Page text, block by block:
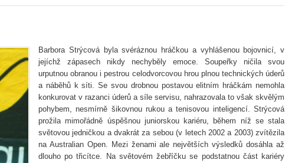
Barbora Strýcová byla svéráznou hráčkou a vyhlášenou bojovnicí, v
jejíchž zápasech nikdy nechyběly emoce. Soupeřky ničila svou
urputnou obranou i pestrou celodvorcovou hrou plnou technických úderů
a náběhů k síti. Se svou drobnou postavou elitním hráčkám nemohla
konkurovat v razanci úderů a síle servisu, nahrazovala to však skvělým
pohybem, nesmírně šikovnou rukou a tenisovou inteligencí. Strýcová
prožila mimořádně úspěšnou juniorskou kariéru, během níž se stala
světovou jedničkou a dvakrát za sebou (v letech 2002 a 2003) zvítězila
na Australian Open. Mezi ženami ale největších výsledků dosáhla až
dlouho po třicítce. Na světovém žebříčku se podstatnou část kariéry